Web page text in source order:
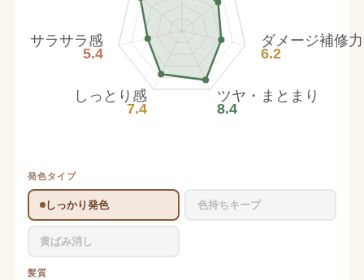
ダメージ補修力
6.2
ツヤ・まとまり
8.4
しっとり感
7.4
サラサラ感
5.4
発色タイプ
しっかり発色 色持ちキープ
黄ばみ消し
髪質